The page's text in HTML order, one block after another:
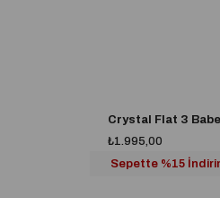
Crystal Flat 3
₺1.995,00
Sepette %15